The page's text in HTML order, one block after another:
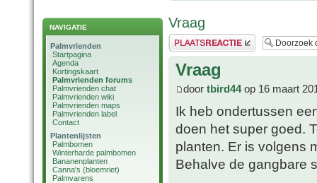
NAVIGATIE
Palmvrienden
Startpagina
Agenda
Kortingskaart
Palmvrienden forums
Palmvrienden chat
Palmvrienden wiki
Palmvrienden maps
Palmvrienden label
Contact
Plantenlijsten
Palmbomen
Winterharde palmbomen
Bananenplanten
Canna's (bloemriet)
Palmvarens
Vraag
Plaats een reactie
Vraag
door tbird44op 16 maart
Ik heb ondertussen
doen het super goed.
planten. Er is volgens
Behalve de gangbare